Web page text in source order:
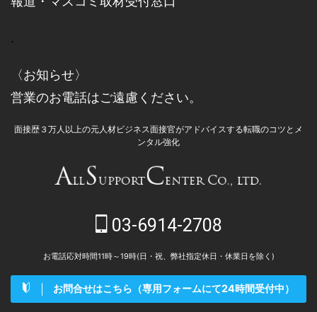
.
〈お知らせ〉
営業のお電話はご遠慮ください。
面接歴３万人以上の元人材ビジネス面接官がアドバイスする転職のコツとメ
ンタル強化
03-6914-2708
お電話応対時間11時～19時(日・祝、弊社指定休日・休業日を除く)
お問合せはこちら（専用フォームにて24時間受付中）